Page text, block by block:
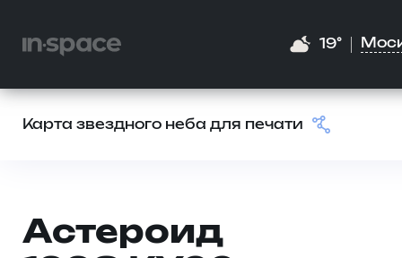
19°
Карта звездного неба для печати
Астероид